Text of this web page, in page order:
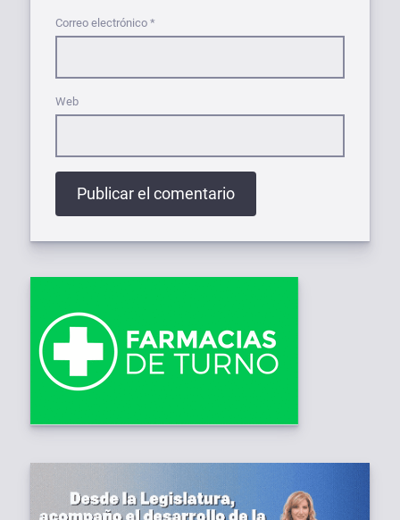
Correo electrónico *
Web